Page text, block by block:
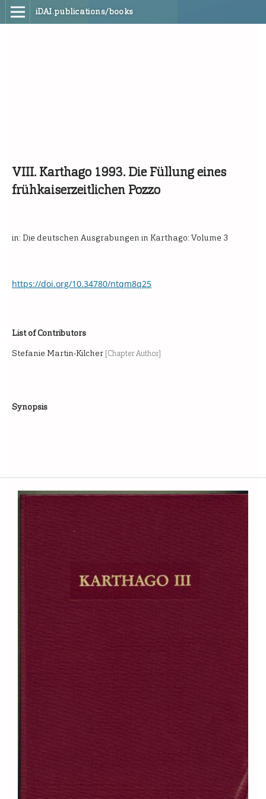
iDAI.publications/books
VIII. Karthago 1993. Die Füllung eines
frühkaiserzeitlichen Pozzo
in: Die deutschen Ausgrabungen in Karthago: Volume 3
https://doi.org/10.34780/ntqm8q25
List of Contributors
Stefanie Martin-Kilcher [Chapter Author]
Synopsis